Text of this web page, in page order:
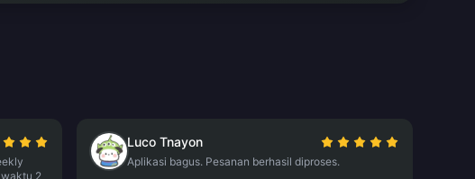
waktu 2
Luco Tnayon
Aplikasi bagus. Pesanan berhasil diproses.